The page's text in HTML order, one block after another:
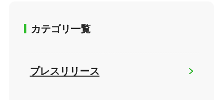
カテゴリ一覧
プレスリリース